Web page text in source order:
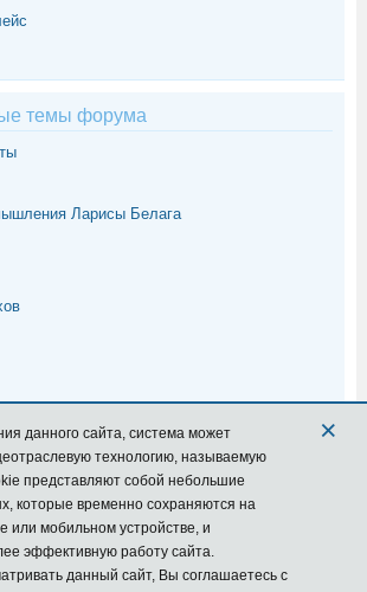
темы форума
Ларисы Белага
данного сайта, система может
технологию, называемую
представляют собой небольшие
временно сохраняются на
или мобильном устройстве, и
эффективную работу сайта.
данный сайт, Вы соглашаетесь с
×